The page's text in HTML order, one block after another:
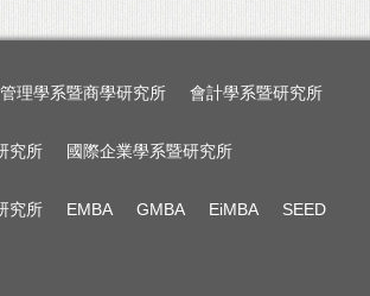
理學系暨商學研究所 會計學系暨研究所
究所 國際企業學系暨研究所
究所 EMBA GMBA EiMBA SEED